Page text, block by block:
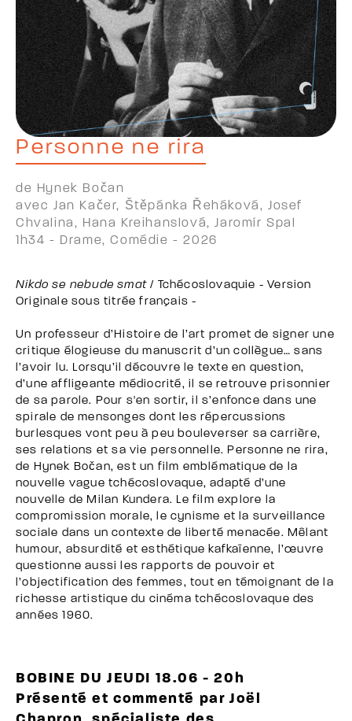
Personne ne rira
de Hynek Bočan
avec Jan Kačer, Štěpánka Řeháková, Josef
Chvalina, Hana Kreihanslová, Jaromír Spal
1h34 - Drame, Comédie - 2026
Nikdo se nebude smat / Tchécoslovaquie - Version
Originale sous titrée français -
Un professeur d’Histoire de l’art promet de signer une
critique élogieuse du manuscrit d’un collègue… sans
l’avoir lu. Lorsqu’il découvre le texte en question,
d’une affligeante médiocrité, il se retrouve prisonnier
de sa parole. Pour s'en sortir, il s’enfonce dans une
spirale de mensonges dont les répercussions
burlesques vont peu à peu bouleverser sa carrière,
ses relations et sa vie personnelle. Personne ne rira,
de Hynek Bočan, est un film emblématique de la
nouvelle vague tchécoslovaque, adapté d’une
nouvelle de Milan Kundera. Le film explore la
compromission morale, le cynisme et la surveillance
sociale dans un contexte de liberté menacée. Mêlant
humour, absurdité et esthétique kafkaïenne, l’œuvre
questionne aussi les rapports de pouvoir et
l’objectification des femmes, tout en témoignant de la
richesse artistique du cinéma tchécoslovaque des
années 1960.
BOBINE DU JEUDI 18.06 - 20h
Présenté et commenté par Joël